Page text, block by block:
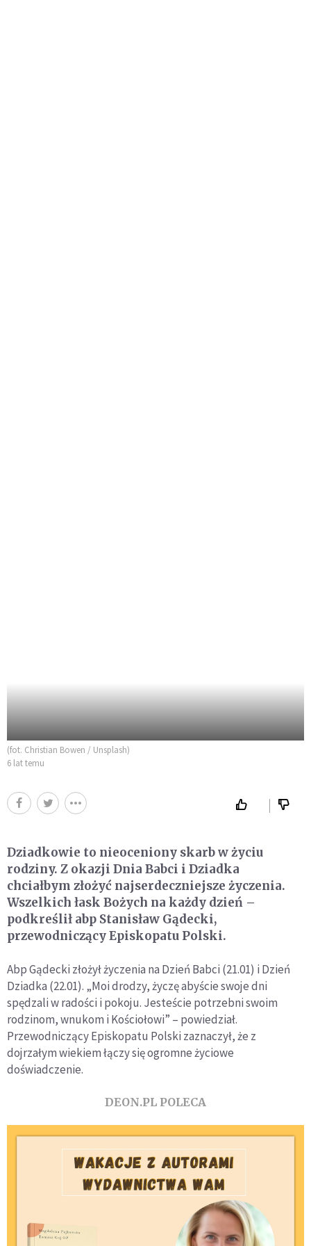
(fot. Christian Bowen / Unsplash)
6 lat temu
Dziadkowie to nieoceniony skarb w życiu
rodziny. Z okazji Dnia Babci i Dziadka
chciałbym złożyć najserdeczniejsze życzenia.
Wszelkich łask Bożych na każdy dzień –
podkreślił abp Stanisław Gądecki,
przewodniczący Episkopatu Polski.
Abp Gądecki złożył życzenia na Dzień Babci (21.01) i Dzień
Dziadka (22.01). „Moi drodzy, życzę abyście swoje dni
spędzali w radości i pokoju. Jesteście potrzebni swoim
rodzinom, wnukom i Kościołowi” – powiedział.
Przewodniczący Episkopatu Polski zaznaczył, że z
dojrzałym wiekiem łączy się ogromne życiowe
doświadczenie.
DEON.PL POLECA